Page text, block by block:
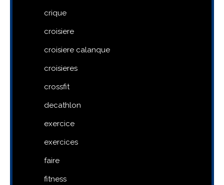
crique
croisiere
croisiere calanque
croisieres
crossfit
decathlon
exercice
exercices
faire
fitness